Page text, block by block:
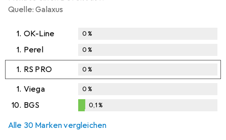
Quelle: Galaxus
1. OK-Line 0%
1. Perel 0%
1. RS PRO 0%
1. Viega 0%
10. BGS 0,1%
Alle 30 Marken vergleichen